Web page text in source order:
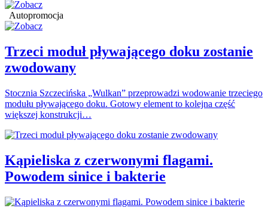
Autopromocja
Trzeci moduł pływającego doku zostanie
zwodowany
Stocznia Szczecińska „Wulkan” przeprowadzi wodowanie trzeciego
modułu pływającego doku. Gotowy element to kolejna część
większej konstrukcji…
Kąpieliska z czerwonymi flagami.
Powodem sinice i bakterie